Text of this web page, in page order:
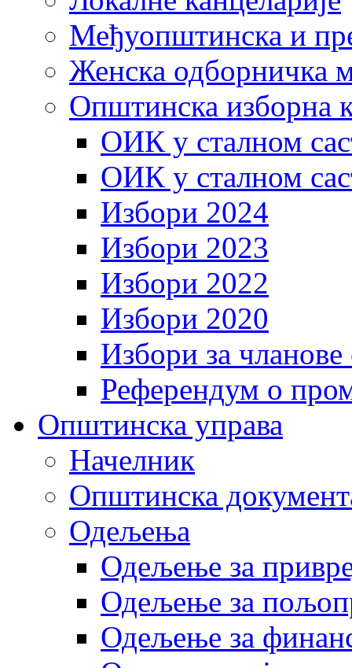
Међуопштинска и
Женска одборничка
Општинска изборна
ОИК у сталном
ОИК у сталном
Избори 2024
Избори 2023
Избори 2022
Избори 2020
Избори за
Референдум о
Општинска управа
Начелник
Општинска
Одељења
Одељење за
Одељење за
Одељење за